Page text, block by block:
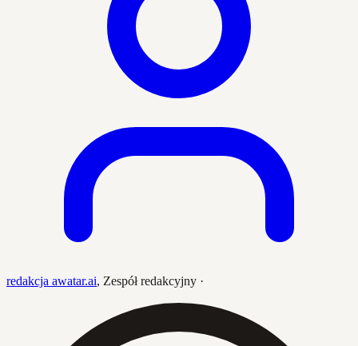
redakcja awatar.ai, Zespół redakcyjny ·